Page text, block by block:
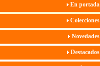
En portada
Colecciones
Novedades
Destacados